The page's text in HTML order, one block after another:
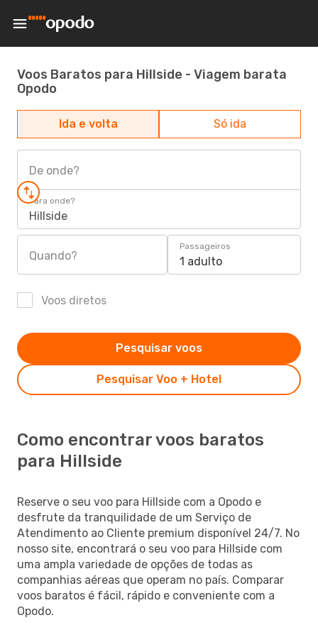
Voos Baratos para Hillside - Viagem barata
Opodo
Ida e volta Só ida
De onde?
Para onde?
Hillside
Quando?
Passageiros
1 adulto
Voos diretos
Pesquisar Voo + Hotel
Pesquisar voos
Como encontrar voos baratos
para Hillside
Reserve o seu voo para Hillside com a Opodo e
desfrute da tranquilidade de um Serviço de
Atendimento ao Cliente premium disponível 24/7. No
nosso site, encontrará o seu voo para Hillside com
uma ampla variedade de opções de todas as
companhias aéreas que operam no país. Comparar
voos baratos é fácil, rápido e conveniente com a
Opodo.